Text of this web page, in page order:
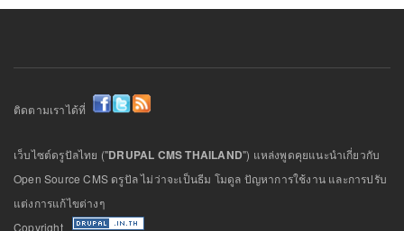
ติดตามเราได้ที่
เว็บไซต์ดรูปัลไทย ("DRUPAL CMS THAILAND") แหล่งพูดคุยแนะนำเกี่ยวกับ
Open Source CMS ดรูปัล ไม่ว่าจะเป็นธีม โมดูล ปัญหาการใช้งาน และการปรับ
แต่งการแก้ไขต่างๆ
Copyright